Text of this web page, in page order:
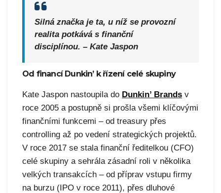
Silná značka je ta, u níž se provozní
realita potkává s finanční
disciplínou. – Kate Jaspon
Od financí Dunkin’ k řízení celé skupiny
Kate Jaspon nastoupila do Dunkin’ Brands v
roce 2005 a postupně si prošla všemi klíčovými
finančními funkcemi – od treasury přes
controlling až po vedení strategických projektů.
V roce 2017 se stala finanční ředitelkou (CFO)
celé skupiny a sehrála zásadní roli v několika
velkých transakcích – od příprav vstupu firmy
na burzu (IPO v roce 2011), přes dluhové